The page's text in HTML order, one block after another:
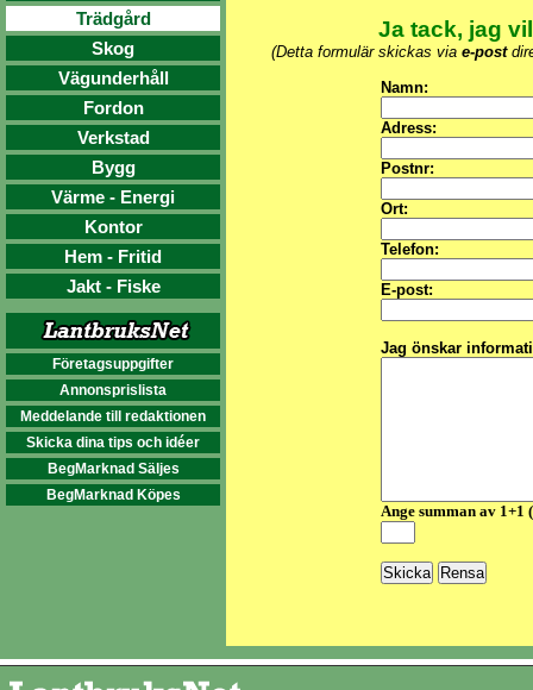
Trädgård
Skog
Vägunderhåll
Fordon
Verkstad
Bygg
Värme - Energi
Kontor
Hem - Fritid
Jakt - Fiske
Företagsuppgifter
Annonsprislista
Meddelande till redaktionen
Skicka dina tips och idéer
BegMarknad Säljes
BegMarknad Köpes
Ja tack, jag
(Detta formulär skickas via e-post
Namn:
Adress:
Postnr:
Ort:
Telefon:
E-post:
Jag önskar
Ange summan av 1+1